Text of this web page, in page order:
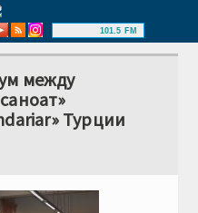
101.5 FM
между
Турции